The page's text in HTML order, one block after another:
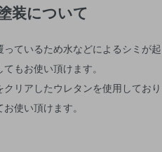
装について
っているため水などによるシミが
もお使い頂けます。
クリアしたウレタンを使用してお
使い頂けます。